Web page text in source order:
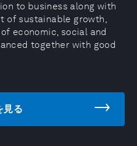
to business along with
of sustainable growth,
economic, social and
together with good
見る